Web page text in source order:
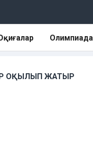
Олимпиада
ОҚЫЛЫП ЖАТЫР